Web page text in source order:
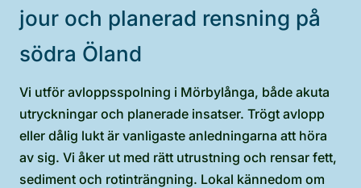
jour och planerad rensning på
södra Öland
Vi utför avloppsspolning i Mörbylånga, både akuta
utryckningar och planerade insatser. Trögt avlopp
eller dålig lukt är vanligaste anledningarna att höra
av sig. Vi åker ut med rätt utrustning och rensar fett,
sediment och rotinträngning. Lokal kännedom om